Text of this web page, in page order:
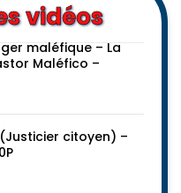
vidéos
maléfique – La
Maléfico –
citoyen) –